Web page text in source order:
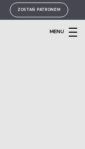
ZOSTAŃ PATRONEM
MENU